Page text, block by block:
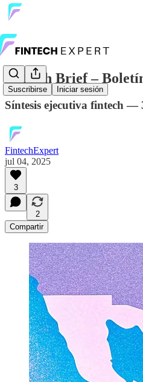
Suscribirse Iniciar sesión
Fintech Brief –
Síntesis ejecutiva fintech —
FintechExpert
jul 04, 2025
3
2
Compartir